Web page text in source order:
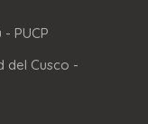
PUCP
del Cusco -